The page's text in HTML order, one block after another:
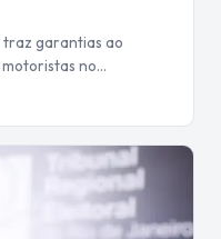
garantias ao
no…